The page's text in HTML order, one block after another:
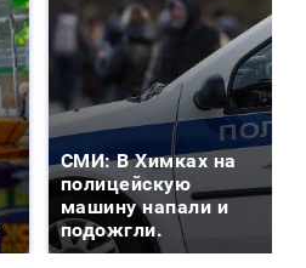
СМИ: В Химках на
полицейскую
машину напали и
подожгли.